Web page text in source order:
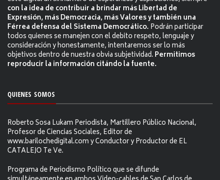
con la idea de contribuir a brindar más Libertad de
Expresión, más Democracia, más Valores y también una
Férrea defensa del Sistema Democrático. Podrán participar
todos quienes se manejen con el debito respeto, lenguaje y
consideración y honestamente, intentaremos ser lo más
objetivos dentro de nuestra obvia subjetividad. Permitimos
reproducir la información citándo la fuente.
QUIENES SOMOS
Roberto Sosa Lukam Periodista, Martillero Público Nacional,
Profesor de Ciencias Sociales, Editor de
www.barilochedigital.com y Conductor y Productor de EL
CATALEJO Te Ve.
Programa de Periodismo Político que se difunde